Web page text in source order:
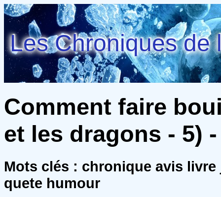
Les Chroniques de
Comment faire
et les dragons - 5)
Mots clés : chronique avis
quete humour